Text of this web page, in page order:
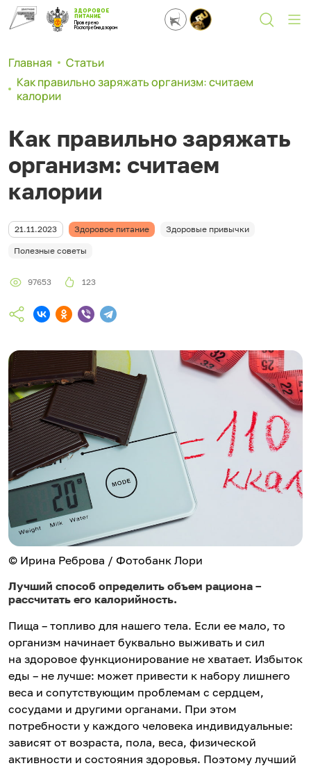
ЗДОРОВОЕ
ПИТАНИЕ
Проверено
Роспотребнадзором
Главная
Статьи
Как правильно заряжать организм: считаем
калории
Как правильно заряжать
организм: считаем
калории
21.11.2023 Здоровое питание Здоровые привычки
Полезные советы
97653 123
© Ирина Реброва / Фотобанк Лори
Лучший способ определить объем рациона –
рассчитать его калорийность.
Пища – топливо для нашего тела. Если ее мало, то
организм начинает буквально выживать и сил
на здоровое функционирование не хватает. Избыток
еды – не лучше: может привести к набору лишнего
веса и сопутствующим проблемам с сердцем,
сосудами и другими органами. При этом
потребности у каждого человека индивидуальные:
зависят от возраста, пола, веса, физической
активности и состояния здоровья. Поэтому лучший